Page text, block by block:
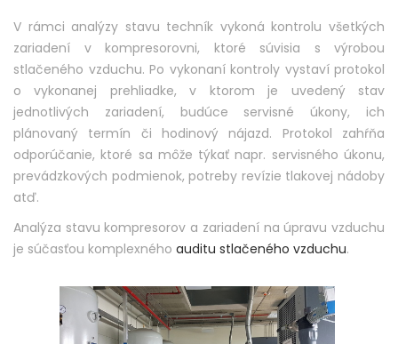
V rámci analýzy stavu techník vykoná kontrolu všetkých
zariadení v kompresorovni, ktoré súvisia s výrobou
stlačeného vzduchu. Po vykonaní kontroly vystaví protokol
o vykonanej prehliadke, v ktorom je uvedený stav
jednotlivých zariadení, budúce servisné úkony, ich
plánovaný termín či hodinový nájazd. Protokol zahŕňa
odporúčanie, ktoré sa môže týkať napr. servisného úkonu,
prevádzkových podmienok, potreby revízie tlakovej nádoby
atď.
Analýza stavu kompresorov a zariadení na úpravu vzduchu
je súčasťou komplexného auditu stlačeného vzduchu.